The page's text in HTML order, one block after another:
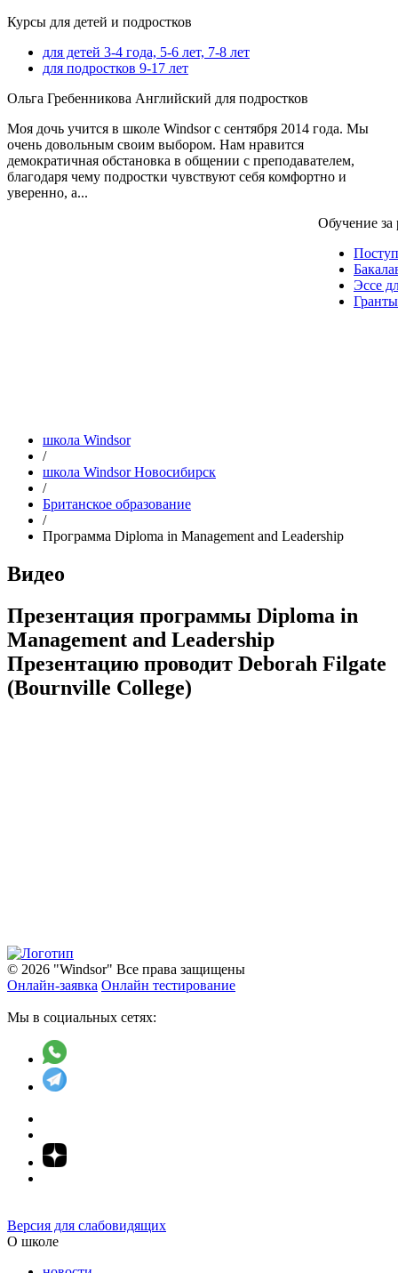
Курсы для детей и подростков
для детей 3-4 года, 5-6 лет, 7-8 лет
для подростков 9-17 лет
Ольга Гребенникова Английский для подростков
Моя дочь учится в школе Windsor с сентября 2014 года. Мы
очень довольным своим выбором. Нам нравится
демократичная обстановка в общении с преподавателем,
благодаря чему подростки чувствуют себя комфортно и
уверенно, а...
Обучение
Эссе
школа Windsor
/
школа Windsor Новосибирск
/
Британское образование
/
Программа Diploma in Management and Leadership
Видео
Презентация программы Diploma in
Management and Leadership
Презентацию проводит Deborah Filgate
(Bournville College)
© 2026 "Windsor" Все права защищены
Онлайн-заявка Онлайн тестирование
Мы в социальных сетях:
Версия для слабовидящих
О школе